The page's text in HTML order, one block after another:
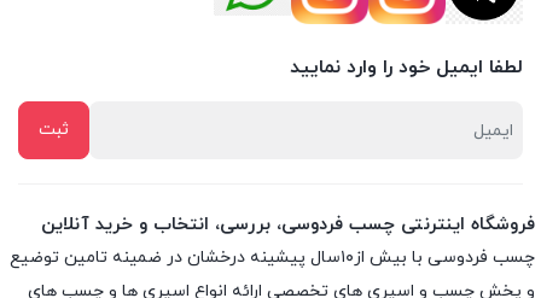
لطفا ایمیل خود را وارد نمایید
فروشگاه اینترنتی چسب فردوسی، بررسی، انتخاب و خرید آنلاین
چسب فردوسی با بیش از۱۰سال پیشینه درخشان در ضمینه تامین توضیع
و پخش چسب و اسپری های تخصصی ارائه انواع اسپری ها و چسب های